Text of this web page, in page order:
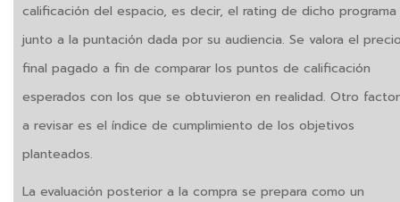
calificación del espacio, es decir, el rating de dicho programa
junto a la puntación dada por su audiencia. Se valora el
final pagado a fin de comparar los puntos de calificación
esperados con los que se obtuvieron en realidad. Otro factor
a revisar es el índice de cumplimiento de los objetivos
planteados.
La evaluación posterior a la compra se prepara como un